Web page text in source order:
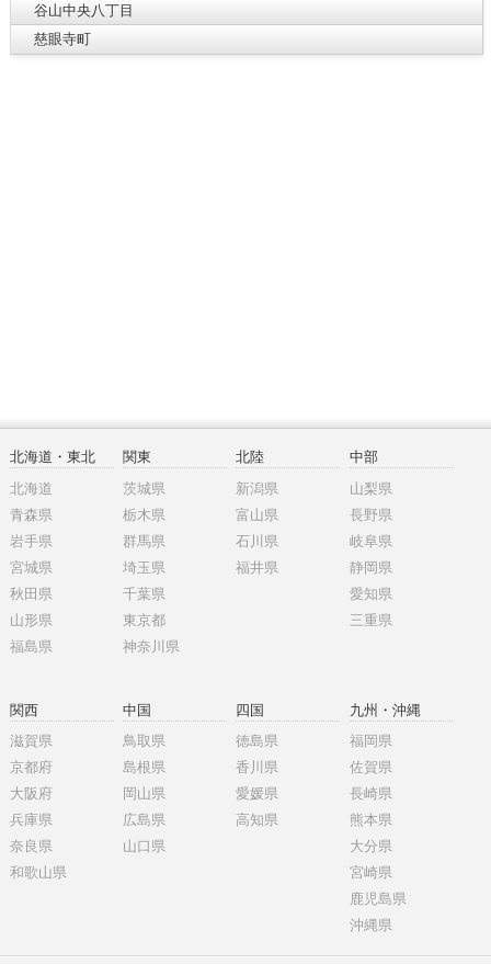
谷山中央八丁目
慈眼寺町
北海道・東北
北海道
青森県
岩手県
宮城県
秋田県
山形県
福島県
関東
茨城県
栃木県
群馬県
埼玉県
千葉県
東京都
神奈川県
北陸
新潟県
富山県
石川県
福井県
中部
山梨県
長野県
岐阜県
静岡県
愛知県
三重県
関西
滋賀県
京都府
大阪府
兵庫県
奈良県
和歌山県
中国
鳥取県
島根県
岡山県
広島県
山口県
四国
徳島県
香川県
愛媛県
高知県
九州・沖縄
福岡県
佐賀県
長崎県
熊本県
大分県
宮崎県
鹿児島県
沖縄県